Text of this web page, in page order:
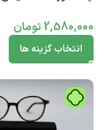
2,580,000 تومان
انتخاب گزینه ها